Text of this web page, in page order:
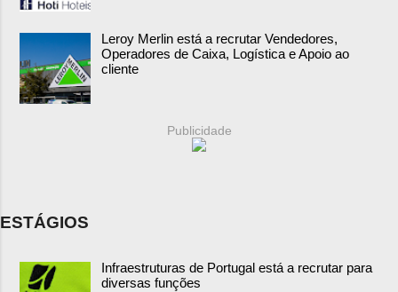
Leroy Merlin está a recrutar Vendedores,
Operadores de Caixa, Logística e Apoio ao
cliente
Publicidade
ESTÁGIOS
Infraestruturas de Portugal está a recrutar para
diversas funções